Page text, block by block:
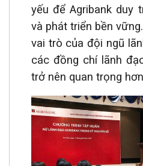
yếu để Agribank duy
và phát triển bền
vai trò của đội ngũ
các đồng chí lãnh
trở nên quan trọng